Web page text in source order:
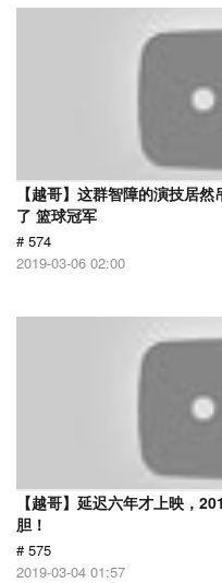
【越哥】这群智障的演技居
了 篮球冠军
# 574
2019-03-06 02:00
【越哥】延迟六年才上映，
胆！
# 575
2019-03-04 01:57